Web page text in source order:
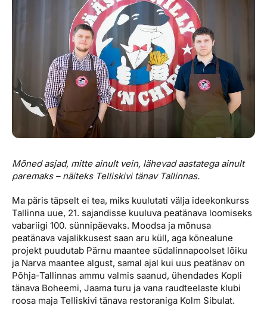
Reisitarvete e-pood
Airalo eSIM
Reisija meelespea
Kuldkaart
Platinum Club
Püsisoodustused
Boonuspunktid
Ettevõttest, kontaktid, reisikonsultandi teenus, tule
tööle, uudised...
Ettevõttest
Kontaktid
Reisikonsultandi teenus
Tule tööle
Uudised
Mõned asjad, mitte ainult vein, lähevad aastatega ainult
paremaks – näiteks Telliskivi tänav Tallinnas.
Ma päris täpselt ei tea, miks kuulutati välja ideekonkurss
Tallinna uue, 21. sajandisse kuuluva peatänava loomiseks
vabariigi 100. sünnipäevaks. Moodsa ja mõnusa
peatänava vajalikkusest saan aru küll, aga kõnealune
projekt puudutab Pärnu maantee süda­linnapoolset lõiku
ja Narva maantee algust, samal ajal kui uus peatänav on
Põhja-Tallinnas ammu valmis saanud, ühendades Kopli
tänava Boheemi, Jaama turu ja vana raudteelaste klubi
roosa maja Telliskivi tänava restoraniga Kolm Sibulat.